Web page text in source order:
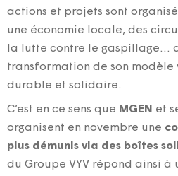
actions et projets sont
une économie locale, des
la lutte contre le gaspillage…
transformation de son modèle
durable et solidaire.
C’est en ce sens que MGEN et
organisent en novembre une
plus démunis via des boîtes
du Groupe VYV répond ainsi à